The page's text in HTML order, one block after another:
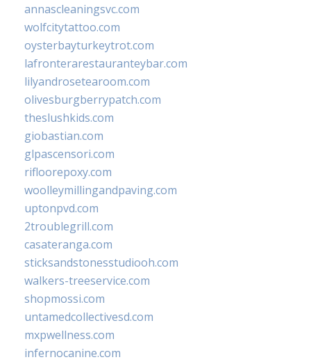
annascleaningsvc.com
wolfcitytattoo.com
oysterbayturkeytrot.com
lafronterarestauranteybar.com
lilyandrosetearoom.com
olivesburgberrypatch.com
theslushkids.com
giobastian.com
glpascensori.com
rifloorepoxy.com
woolleymillingandpaving.com
uptonpvd.com
2troublegrill.com
casateranga.com
sticksandstonesstudiooh.com
walkers-treeservice.com
shopmossi.com
untamedcollectivesd.com
mxpwellness.com
infernocanine.com